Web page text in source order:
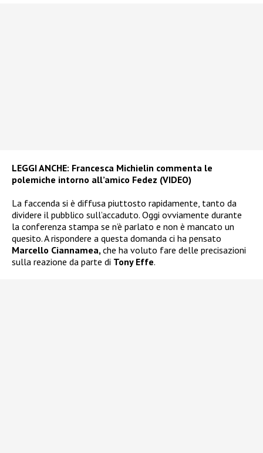
LEGGI ANCHE: Francesca Michielin commenta le
polemiche intorno all’amico Fedez (VIDEO)
La faccenda si è diffusa piuttosto rapidamente, tanto da
dividere il pubblico sull’accaduto. Oggi ovviamente durante
la conferenza stampa se n’è parlato e non è mancato un
quesito. A rispondere a questa domanda ci ha pensato
Marcello Ciannamea,che ha voluto fare delle precisazioni
sulla reazione da parte di Tony Effe.